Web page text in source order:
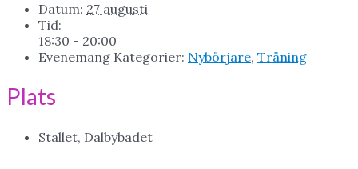
Datum: 27 augusti
Tid:
18:30 - 20:00
Evenemang Kategorier: Nybörjare, Träning
Plats
Stallet, Dalbybadet